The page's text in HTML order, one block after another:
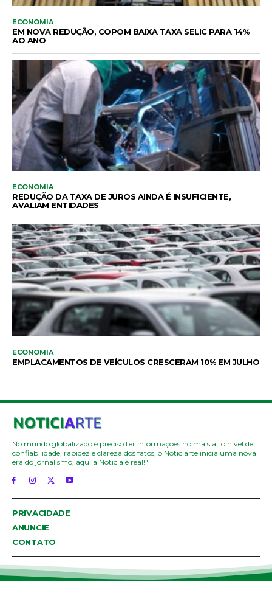
ECONOMIA
EM NOVA REDUÇÃO, COPOM BAIXA TAXA SELIC PARA 14%
AO ANO
ECONOMIA
REDUÇÃO DA TAXA DE JUROS AINDA É INSUFICIENTE,
AVALIAM ENTIDADES
ECONOMIA
EMPLACAMENTOS DE VEÍCULOS CRESCERAM 10% EM JULHO
No mundo globalizado é preciso ter informações no mais alto nível de
confiabilidade, rapidez e clareza dos fatos, o Noticiarte inicia uma nova
era do jornalismo, aqui a Noticia é real!"
PRIVACIDADE
ANUNCIE
CONTATO